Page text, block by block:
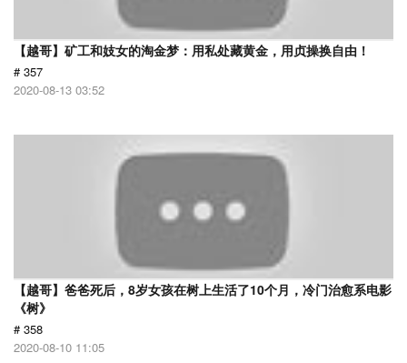
【越哥】矿工和妓女的淘金梦：用私处藏黄金，用贞操换自由！
# 357
2020-08-13 03:52
【越哥】爸爸死后，8岁女孩在树上生活了10个月，冷门治愈系电影
《树》
# 358
2020-08-10 11:05